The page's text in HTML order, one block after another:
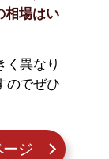
相場はい
く異なり
のでぜひ
ージ